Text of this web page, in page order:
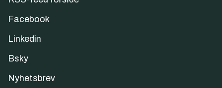
Facebook
Linkedin
Bsky
Nyhetsbrev